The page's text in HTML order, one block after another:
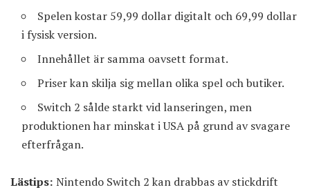
Spelen kostar 59,99 dollar digitalt och 69,99 dollar
i fysisk version.
Innehållet är samma oavsett format.
Priser kan skilja sig mellan olika spel och butiker.
Switch 2 sålde starkt vid lanseringen, men
produktionen har minskat i USA på grund av svagare
efterfrågan.
Lästips: Nintendo Switch 2 kan drabbas av stickdrift